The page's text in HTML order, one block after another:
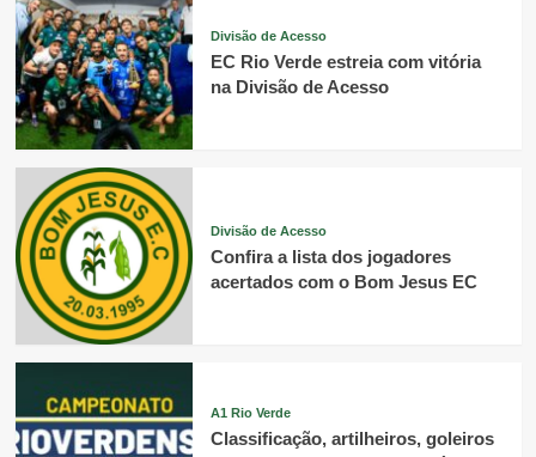
Divisão de Acesso
EC Rio Verde estreia com vitória
na Divisão de Acesso
Divisão de Acesso
Confira a lista dos jogadores
acertados com o Bom Jesus EC
A1 Rio Verde
Classificação, artilheiros, goleiros